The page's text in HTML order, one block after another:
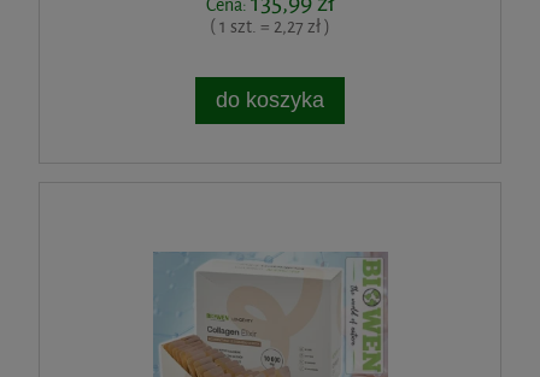
Cena:
( 1 szt. = 2,27 zł )
do koszyka